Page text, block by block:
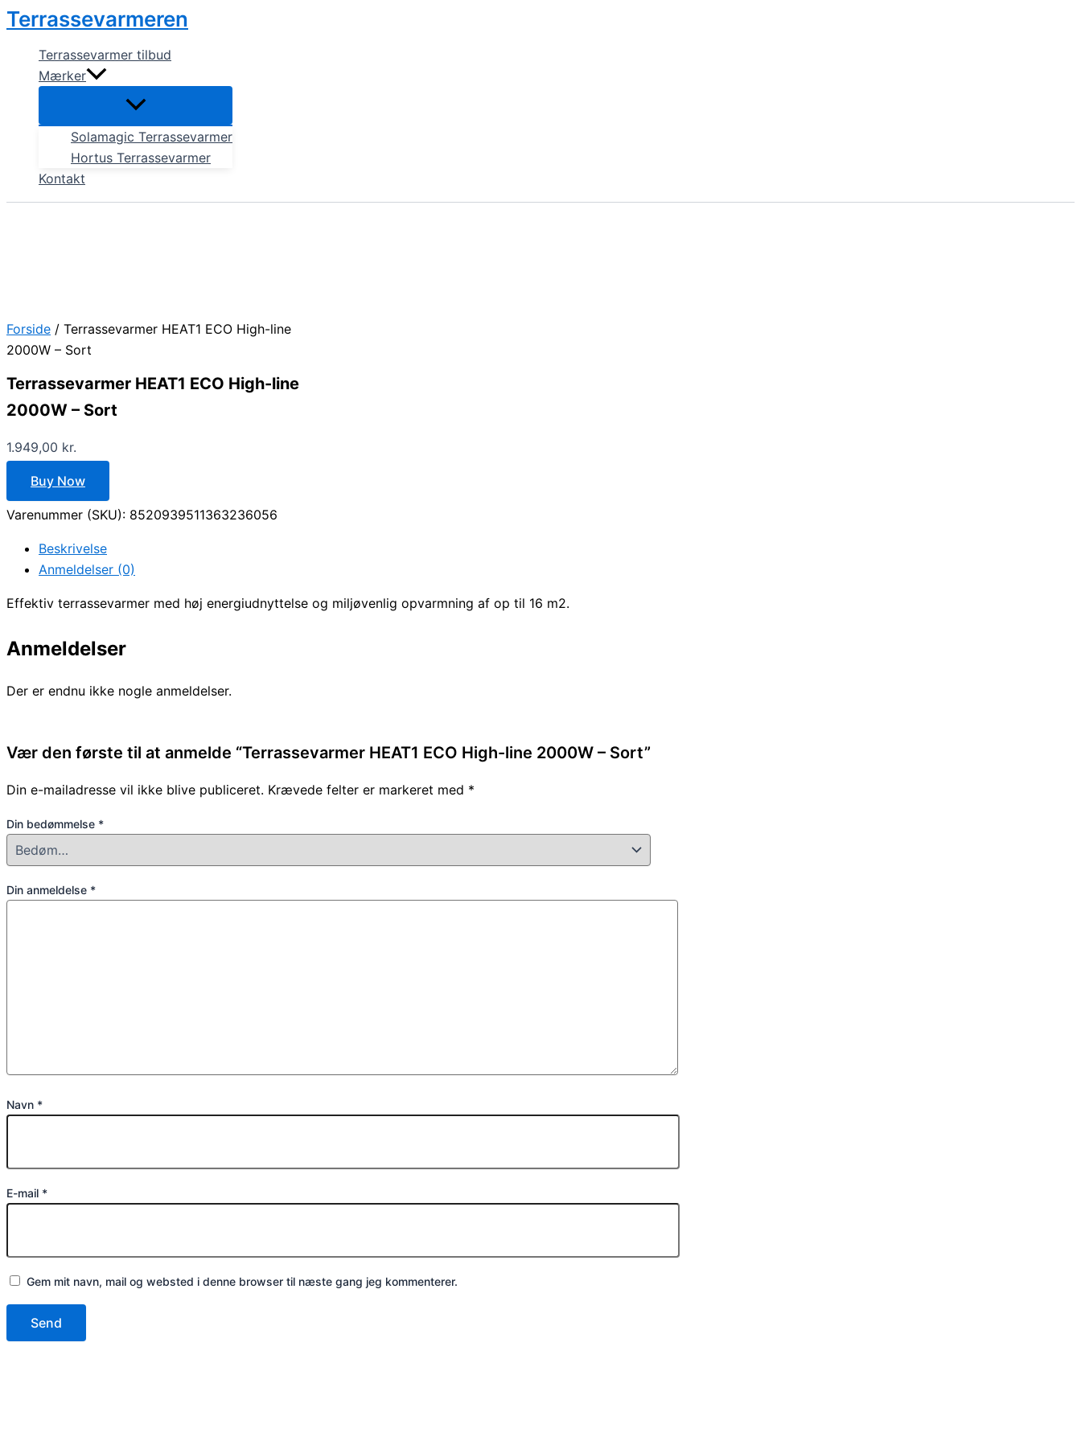
Gå
til
indholdet
Terrassevarmeren
Terrassevarmer tilbud
Mærker
Solamagic Terrassevarmer
Hortus Terrassevarmer
Kontakt
Forside / Terrassevarmer HEAT1 ECO High-line
2000W – Sort
Terrassevarmer HEAT1 ECO High-line
2000W – Sort
1.949,00 kr.
Buy Now
Varenummer (SKU): 8520939511363236056
Beskrivelse
Anmeldelser (0)
Effektiv terrassevarmer med høj energiudnyttelse og miljøvenlig opvarmning af op til 16 m2.
Anmeldelser
Der er endnu ikke nogle anmeldelser.
Vær den første til at anmelde “Terrassevarmer HEAT1 ECO High-line 2000W – Sort”
Din e-mailadresse vil ikke blive publiceret. Krævede felter er markeret med *
Din bedømmelse *
Din anmeldelse *
Navn *
E-mail *
Gem mit navn, mail og websted i denne browser til næste gang jeg kommenterer.